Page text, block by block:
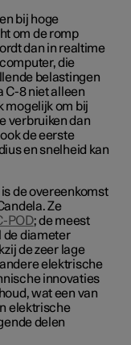
bij hoge
om de romp
dan in realtime
die
belastingen
C-8 niet alleen
mogelijk om bij
verbruiken dan
de eerste
en snelheid kan
de overeenkomst
Ze
POD;de meest
de diameter
de zeer lage
elektrische
innovaties
wat een van
elektrische
delen